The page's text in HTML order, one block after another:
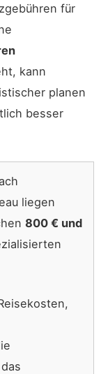
für
kann
planen
besser
liegen
800 € und